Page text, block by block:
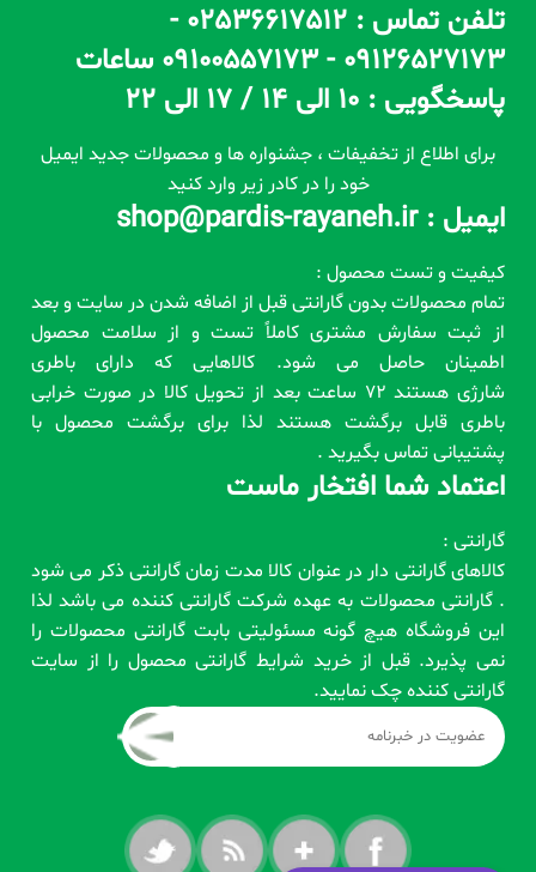
تلفن تماس : 02536617512 -
09126527173 - 09100557173 ساعات
پاسخگویی : 10 الی 14 / 17 الی 22
برای اطلاع از تخفیفات ، جشنواره ها و محصولات جدید ایمیل
خود را در کادر زیر وارد کنید
ایمیل : shop@pardis-rayaneh.ir
کیفیت و تست محصول :
تمام محصولات بدون گارانتی قبل از اضافه شدن در سایت و بعد
از ثبت سفارش مشتری کاملاً تست و از سلامت محصول
اطمینان حاصل می شود. کالاهایی که دارای باطری
شارژی هستند 72 ساعت بعد از تحویل کالا در صورت خرابی
باطری قابل برگشت هستند لذا برای برگشت محصول با
پشتیبانی تماس بگیرید .
اعتماد شما افتخار ماست
گارانتی :
کالاهای گارانتی دار در عنوان کالا مدت زمان گارانتی ذکر می شود
. گارانتی محصولات به عهده شرکت گارانتی کننده می باشد لذا
این فروشگاه هیچ گونه مسئولیتی بابت گارانتی محصولات را
نمی پذیرد. قبل از خرید شرایط گارانتی محصول را از سایت
گارانتی کننده چک نمایید.